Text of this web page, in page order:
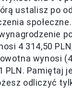
ustalisz po
4 314,50
wynosi
PLN. Pamiętaj
odliczyć